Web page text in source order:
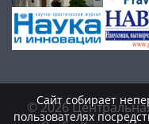
© 2026
Сайт собирает
пользователях